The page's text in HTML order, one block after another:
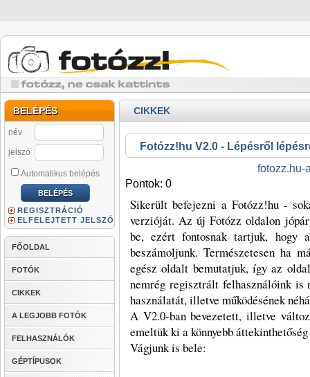
BELÉPÉS
név
jelszó
Automatikus belépés
REGISZTRÁCIÓ
ELFELEJTETT JELSZÓ
FŐOLDAL
FOTÓK
CIKKEK
A LEGJOBB FOTÓK
FELHASZNÁLÓK
GÉPTÍPUSOK
CIKKEK
Fotózz!hu V2.0 - Lépésről
fotozz.hu-
Pontok: 0
Sikerült befejezni a Fotózz!hu -
verzióját. Az új Fotózz oldalon
be, ezért fontosnak tartjuk, hogy
beszámoljunk. Természetesen ha
egész oldalt bemutatjuk, így az
nemrég regisztrált felhasználóink
használatát, illetve működésének
A V2.0-ban bevezetett, illetve
emeltük ki a könnyebb
Vágjunk is bele: